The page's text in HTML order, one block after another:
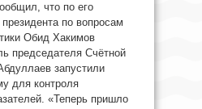
что по его
по вопросам
Обид Хакимов
председателя Счётной
запустили
для контроля
«Теперь пришло